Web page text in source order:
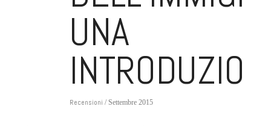
UNA
Recensioni / Settembre 2015